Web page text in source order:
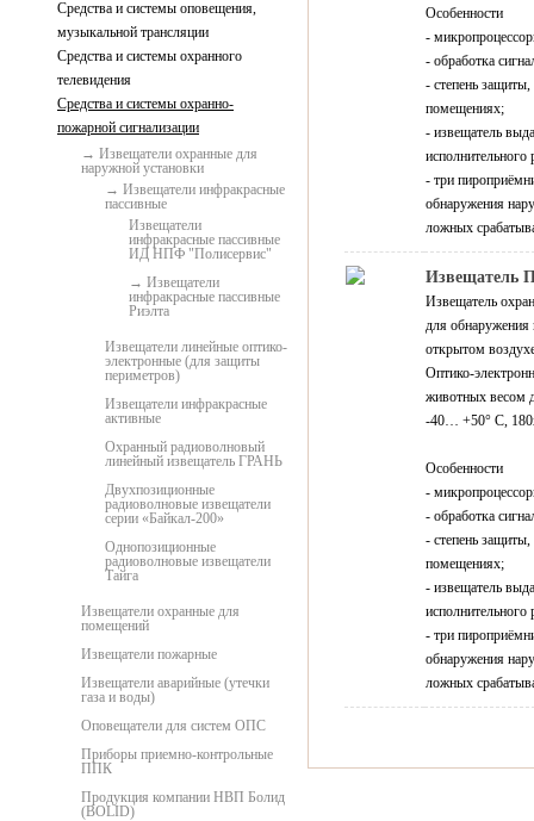
Средства и системы оповещения,
музыкальной трансляции
Средства и системы охранного
телевидения
Средства и системы охранно-
пожарной сигнализации
Извещатели охранные для
наружной установки
Извещатели инфракрасные
пассивные
Извещатели
инфракрасные пассивные
ИД НПФ "Полисервис"
Извещатели
инфракрасные пассивные
Риэлта
Извещатели линейные оптико-
электронные (для защиты
периметров)
Извещатели инфракрасные
активные
Охранный радиоволновый
линейный извещатель ГРАНЬ
Двухпозиционные
радиоволновые извещатели
серии «Байкал-200»
Однопозиционные
радиоволновые извещатели
Тайга
Извещатели охранные для
помещений
Извещатели пожарные
Извещатели аварийные (утечки
газа и воды)
Оповещатели для систем ОПС
Приборы приемно-контрольные
ППК
Продукция компании НВП Болид
(BOLID)
Особенности
-
- обработка
- степень
помещениях;
- извещатель
исполнительного
- три
обнаружения
ложных
Извещатель
Извещатель
для обнаружения
открытом
Оптико-
животных весом
-40… +50° C,
Особенности
-
- обработка
- степень
помещениях;
- извещатель
исполнительного
- три
обнаружения
ложных